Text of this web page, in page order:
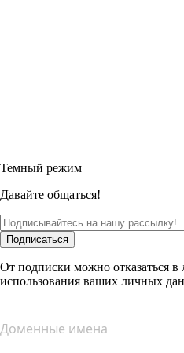
Темный режим
Давайте общаться!
Подписаться
От подписки можно отказаться
использования ваших личных
Доменные имена